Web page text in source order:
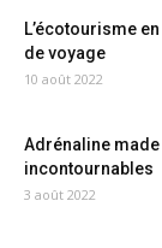
L’écotourisme
de voyage
10 août 2022
Adrénaline
incontournables
3 août 2022